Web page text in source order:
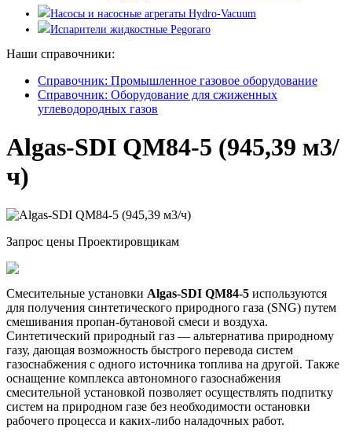
Насосы и насосные агрегаты Hydro-Vacuum
Испарители жидкостные Pegoraro
Наши справочники:
Справочник: Промышленное газовое оборудование
Справочник: Оборудование для сжиженных
углеводородных газов
Algas-SDI QM84-5 (945,39 м3/
ч)
Запрос цены Проектировщикам
Смесительные установки Algas-SDI QM84-5 используются
для получения синтетического природного газа (SNG) путем
смешивания пропан-бутановой смеси и воздуха.
Синтетический природный газ — альтернатива природному
газу, дающая возможность быстрого перевода систем
газоснабжения с одного источника топлива на другой. Также
оснащение комплекса автономного газоснабжения
смесительной установкой позволяет осуществлять подпитку
систем на природном газе без необходимости остановки
рабочего процесса и каких-либо наладочных работ.